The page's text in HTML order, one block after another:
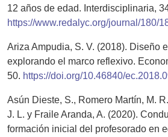
12 años de edad. Interdisciplinaria,
https://www.redalyc.org/journal/180/
Ariza Ampudia, S. V. (2018). Diseño
explorando el marco reflexivo.
50. https://doi.org/10.46840/
Asún Dieste, S., Romero Martín, M.
J. L. y Fraile Aranda, A. (2020).
formación inicial del profesorado en